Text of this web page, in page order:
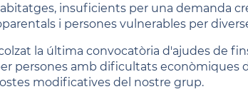
insuficients per una demanda
i persones vulnerables per
la última convocatòria d'ajudes de
persones amb dificultats econòmiques
modificatives del nostre grup.